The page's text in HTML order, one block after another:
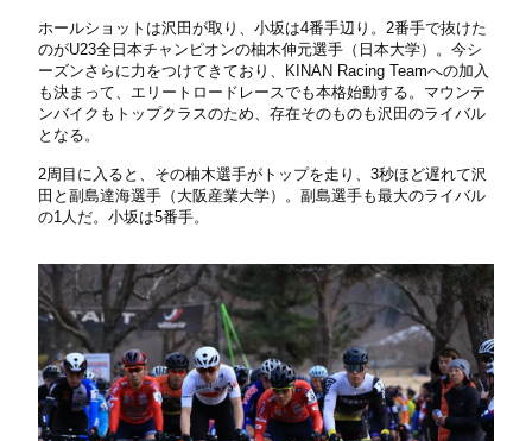
ホールショットは沢田が取り、小坂は4番手辺り。2番手で抜けた
のがU23全日本チャンピオンの柚木伸元選手（日本大学）。今シ
ーズンさらに力をつけてきており、KINAN Racing Teamへの加入
も決まって、エリートロードレースでも本格始動する。マウンテ
ンバイクもトップクラスのため、存在そのものも沢田のライバル
となる。
2周目に入ると、その柚木選手がトップを走り、3秒ほど遅れて沢
田と副島達海選手（大阪産業大学）。副島選手も最大のライバル
の1人だ。小坂は5番手。